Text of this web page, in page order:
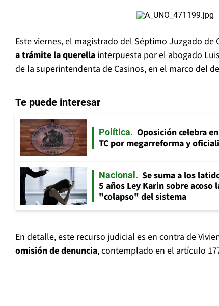
Este viernes, el magistrado del Séptimo Juzgado de
a trámite la querella interpuesta por el abogado
de la superintendenta de Casinos, en el marco del
Te puede interesar
Política
Oposición celebra
TC por megarreforma y
Nacional
Se suma a los
5 años Ley Karin sobre acoso
"colapso" del sistema
En detalle, este recurso judicial es en contra de
omisión de denuncia, contemplado en el artículo